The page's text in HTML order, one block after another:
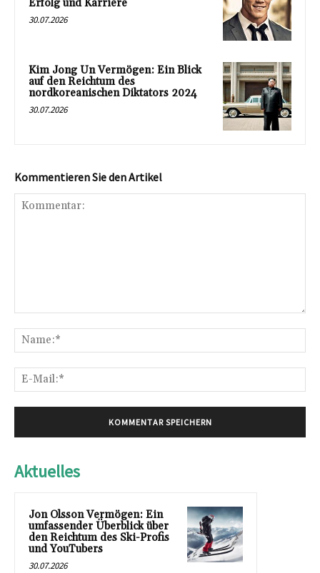
Erfolg und Karriere
30.07.2026
Kim Jong Un Vermögen: Ein Blick
auf den Reichtum des
nordkoreanischen Diktators 2024
30.07.2026
Kommentieren Sie den Artikel
Aktuelles
Jon Olsson Vermögen: Ein
umfassender Überblick über
den Reichtum des Ski-Profis
und YouTubers
30.07.2026